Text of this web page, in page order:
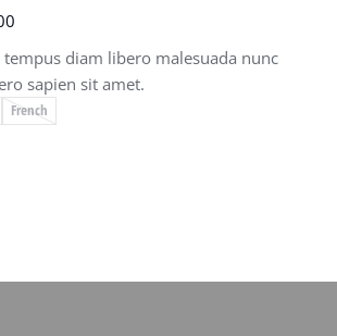
French
tempus diam libero malesuada nunc
sapien sit amet.